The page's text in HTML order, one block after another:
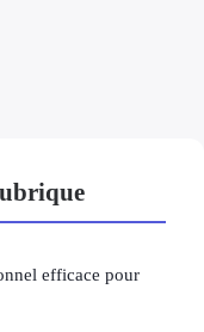
efficace pour